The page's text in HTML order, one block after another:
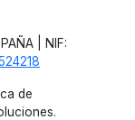
| NIF:
de